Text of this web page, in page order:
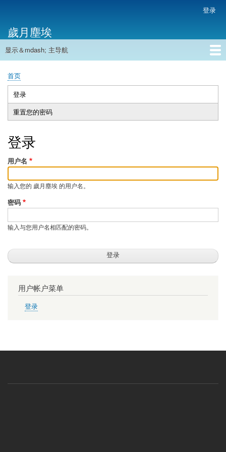
主
内
帐
户
菜
单
登录
歲月塵埃
主
航
显示＆mdash; 主导航
首页
面
包
屑
首页
主
标
登录
动
标
重置您的密码
登录
用户名
输入您的 歲月塵埃 的用户名。
密码
输入与您用户名相匹配的密码。
用户帐户菜单
登录